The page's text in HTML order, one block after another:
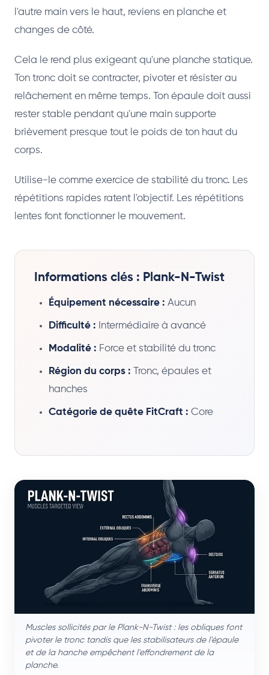
l'autre main vers le haut, reviens en planche et
changes de côté.
Cela le rend plus exigeant qu'une planche statique.
Ton tronc doit se contracter, pivoter et résister au
relâchement en même temps. Ton épaule doit aussi
rester stable pendant qu'une main supporte
brièvement presque tout le poids de ton haut du
corps.
Utilise-le comme exercice de stabilité du tronc. Les
répétitions rapides ratent l'objectif. Les répétitions
lentes font fonctionner le mouvement.
Informations clés : Plank-N-Twist
Équipement nécessaire : Aucun
Difficulté : Intermédiaire à avancé
Modalité : Force et stabilité du tronc
Région du corps : Tronc, épaules et
hanches
Catégorie de quête FitCraft : Core
Muscles sollicités par le Plank-N-Twist : les obliques font
pivoter le tronc tandis que les stabilisateurs de l'épaule
et de la hanche empêchent l'effondrement de la
planche.